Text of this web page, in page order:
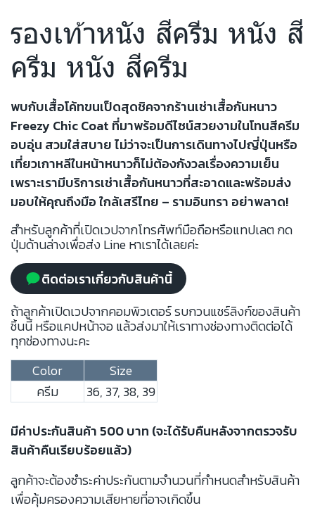
รองเท้าหนัง สีครีม หนัง สี
ครีม หนัง สีครีม
พบกับเสื้อโค้ทขนเป็ดสุดชิคจากร้านเช่าเสื้อกันหนาว
Freezy Chic Coat ที่มาพร้อมดีไซน์สวยงามในโทนสีครีม
อบอุ่น สวมใส่สบาย ไม่ว่าจะเป็นการเดินทางไปญี่ปุ่นหรือ
เที่ยวเกาหลีในหน้าหนาวก็ไม่ต้องกังวลเรื่องความเย็น
เพราะเรามีบริการเช่าเสื้อกันหนาวที่สะอาดและพร้อมส่ง
มอบให้คุณถึงมือ ใกล้เสรีไทย – รามอินทรา อย่าพลาด!
สำหรับลูกค้าที่เปิดเวปจากโทรศัพท์มือถือหรือแทปเลต กด
ปุ่มด้านล่างเพื่อส่ง Line หาเราได้เลยค่ะ
ติดต่อเราเกี่ยวกับสินค้านี้
ถ้าลูกค้าเปิดเวปจากคอมพิวเตอร์ รบกวนแชร์ลิงก์ของสินค้า
ชิ้นนี้ หรือแคปหน้าจอ แล้วส่งมาให้เราทางช่องทางติดต่อได้
ทุกช่องทางนะคะ
Color
Size
ครีม
36, 37, 38, 39
มีค่าประกันสินค้า 500 บาท (จะได้รับคืนหลังจากตรวจรับ
สินค้าคืนเรียบร้อยแล้ว)
ลูกค้าจะต้องชำระค่าประกันตามจำนวนที่กำหนดสำหรับสินค้า
เพื่อคุ้มครองความเสียหายที่อาจเกิดขึ้น